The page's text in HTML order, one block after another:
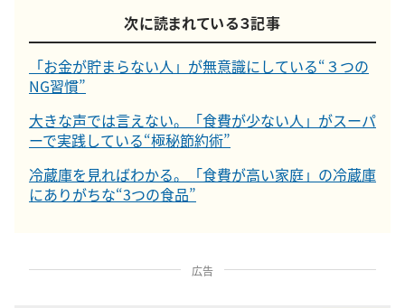
次に読まれている３記事
「お金が貯まらない人」が無意識にしている“３つの
NG習慣”
大きな声では言えない。「食費が少ない人」がスーパ
ーで実践している“極秘節約術”
冷蔵庫を見ればわかる。「食費が高い家庭」の冷蔵庫
にありがちな“3つの食品”
広告